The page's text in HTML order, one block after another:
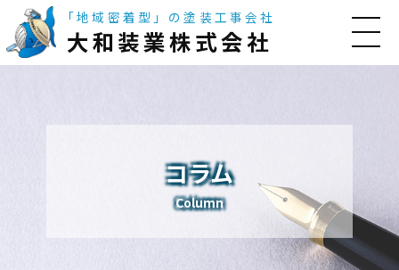
「地域密着型」の塗装工事会社
大和装業株式会社
コラム
Column